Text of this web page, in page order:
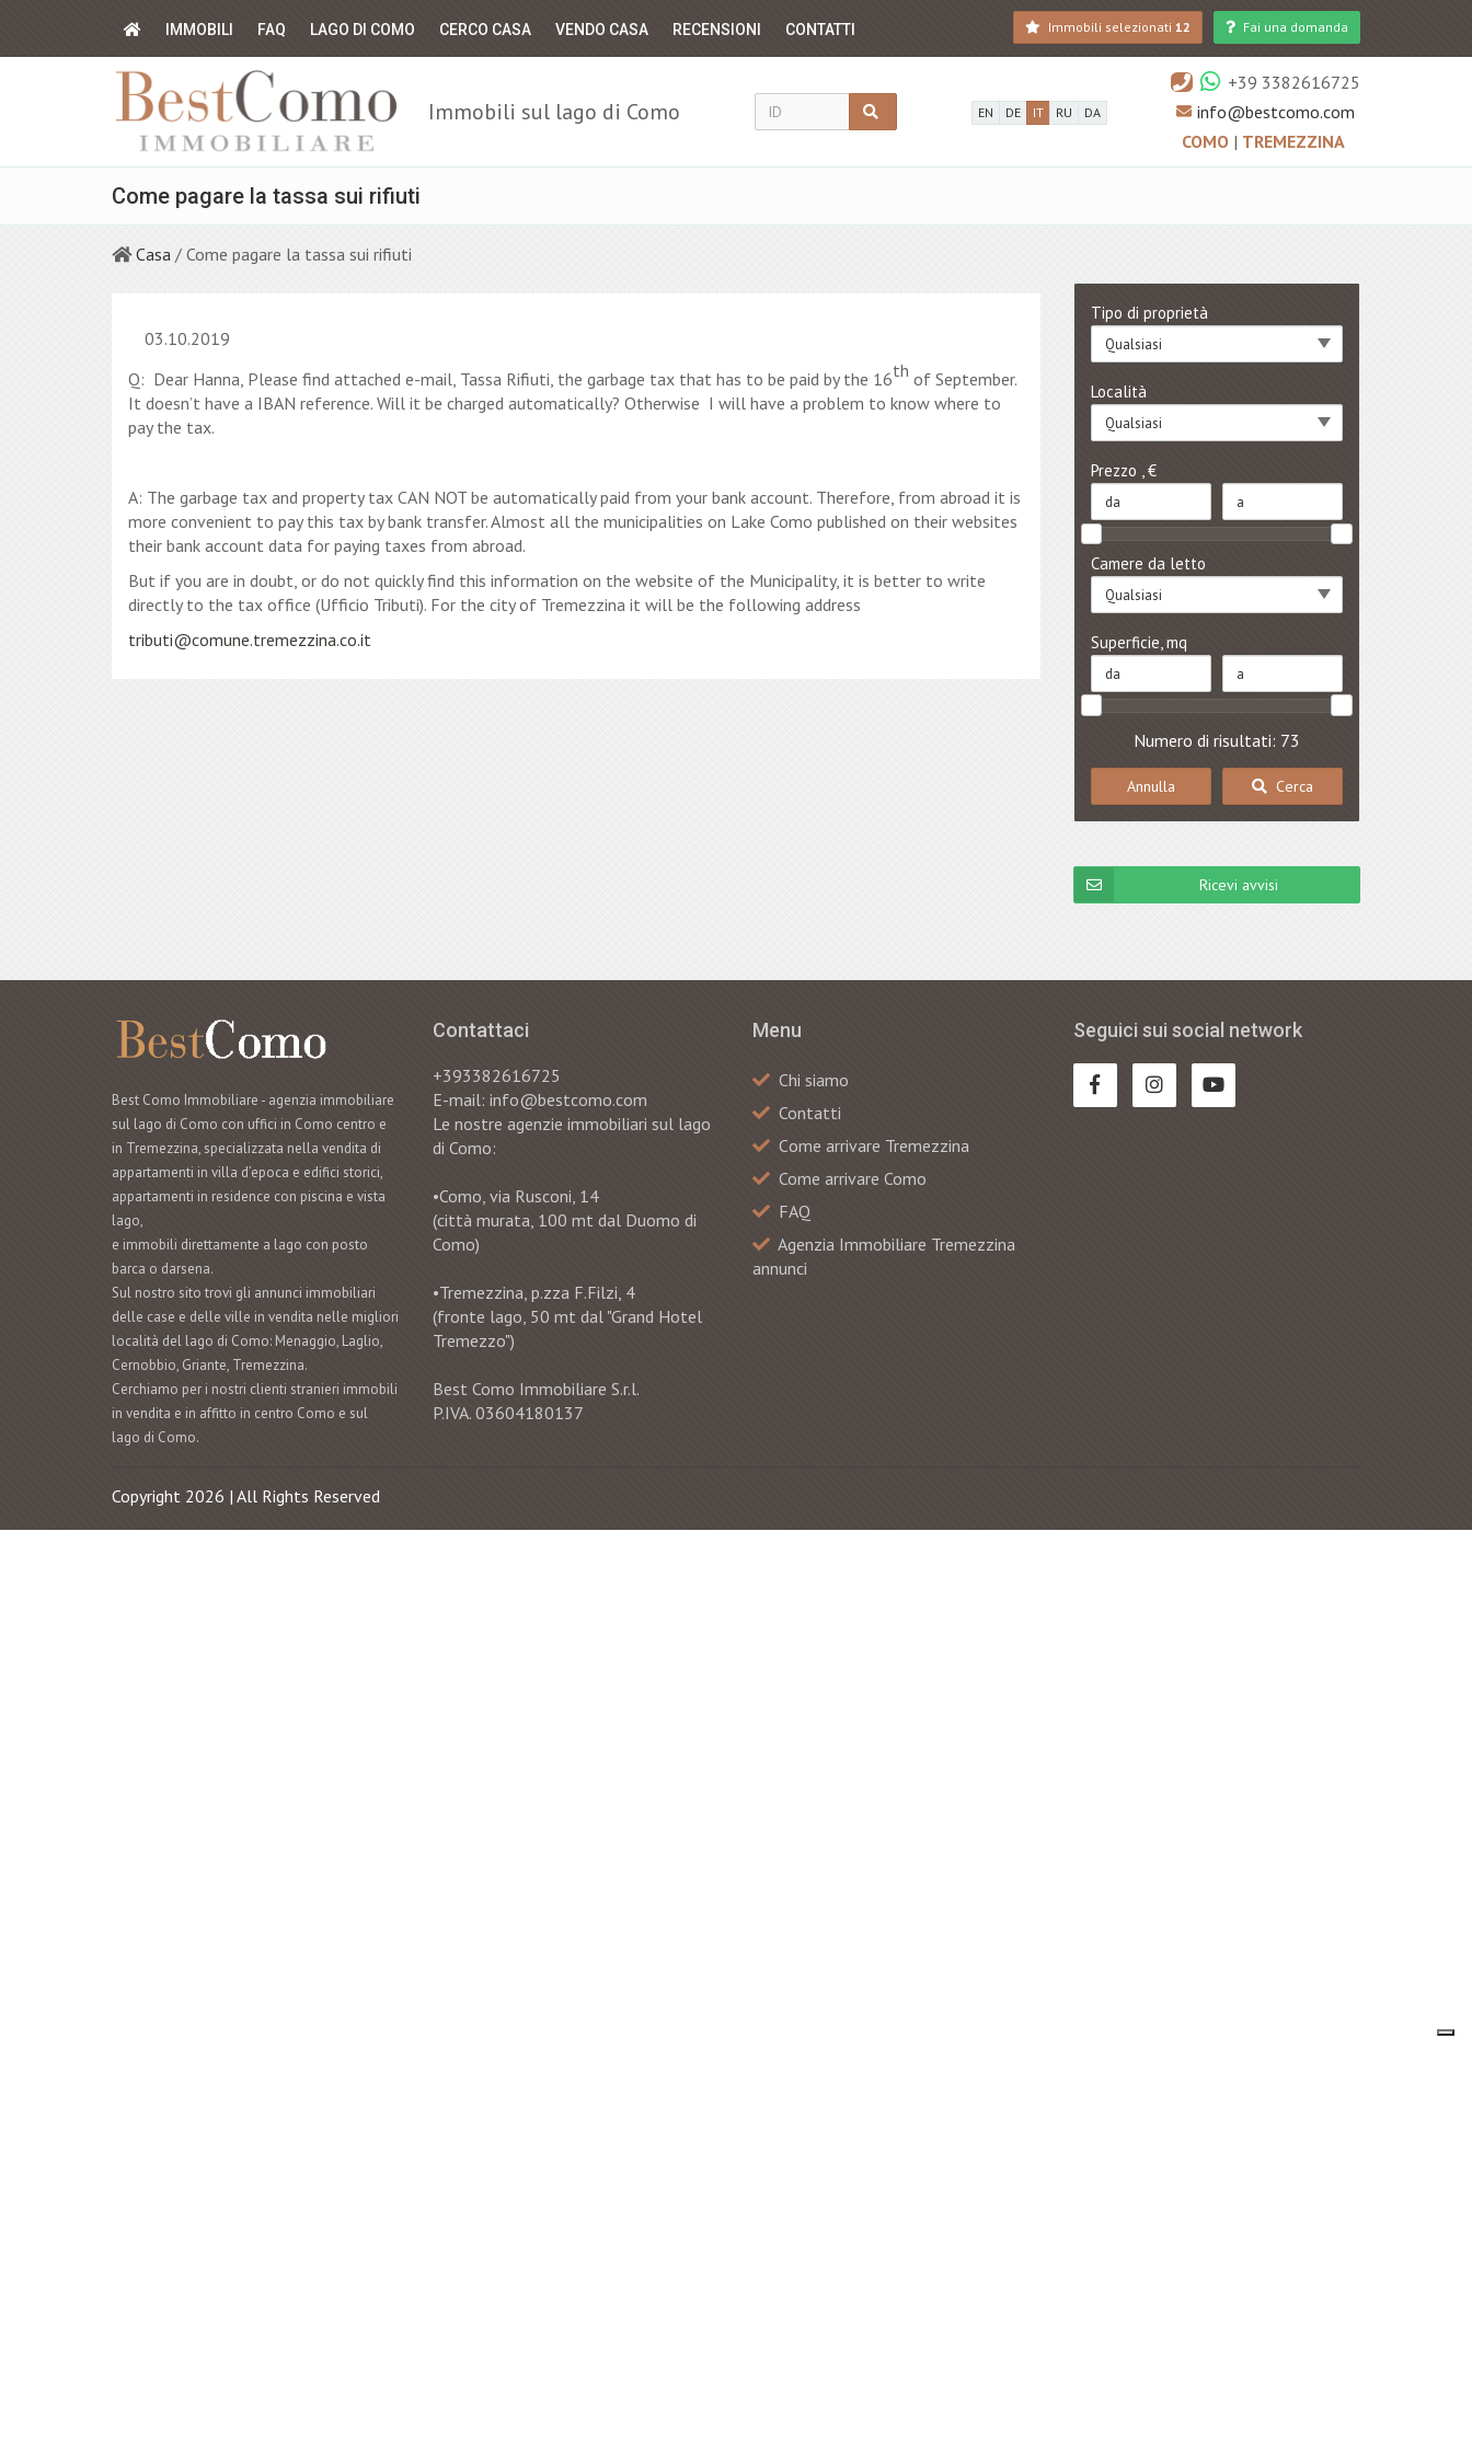
IMMOBILI FAQ LAGO DI COMO CERCO CASA VENDO CASA RECENSIONI CONTATTI Immobili selezionati 12 Fai una domanda
Immobili sul lago di Como EN DE IT RU DA
+39 3382616725
info@bestcomo.com
COMO | TREMEZZINA
Come pagare la tassa sui rifiuti
Casa / Come pagare la tassa sui rifiuti
03.10.2019
Q: Dear Hanna, Please find attached e-mail, Tassa Rifiuti, the garbage tax that has to be paid by the 16th of September.
It doesn’t have a IBAN reference. Will it be charged automatically? Otherwise I will have a problem to know where to
pay the tax.
A: The garbage tax and property tax CAN NOT be automatically paid from your bank account. Therefore, from abroad it is
more convenient to pay this tax by bank transfer. Almost all the municipalities on Lake Como published on their websites
their bank account data for paying taxes from abroad.
But if you are in doubt, or do not quickly find this information on the website of the Municipality, it is better to write
directly to the tax office (Ufficio Tributi). For the city of Tremezzina it will be the following address
tributi@comune.tremezzina.co.it
Tipo di proprietà
Qualsiasi
Località
Qualsiasi
Prezzo , €
Camere da letto
Qualsiasi
Superficie, mq
Numero di risultati: 73
Annulla Cerca
Ricevi avvisi
Best Como Immobiliare - agenzia immobiliare
sul lago di Como con uffici in Como centro e
in Tremezzina, specializzata nella vendita di
appartamenti in villa d’epoca e edifici storici,
appartamenti in residence con piscina e vista
lago,
e immobili direttamente a lago con posto
barca o darsena.
Sul nostro sito trovi gli annunci immobiliari
delle case e delle ville in vendita nelle migliori
località del lago di Como: Menaggio, Laglio,
Cernobbio, Griante, Tremezzina.
Cerchiamo per i nostri clienti stranieri immobili
in vendita e in affitto in centro Como e sul
lago di Como.
Contattaci
+393382616725
E-mail: info@bestcomo.com
Le nostre agenzie immobiliari sul lago
di Como:
•Como, via Rusconi, 14
(città murata, 100 mt dal Duomo di
Como)
•Tremezzina, p.zza F.Filzi, 4
(fronte lago, 50 mt dal "Grand Hotel
Tremezzo")
Best Como Immobiliare S.r.l.
P.IVA. 03604180137
Menu
Chi siamo
Contatti
Сome arrivare Tremezzina
Come arrivare Como
FAQ
Agenzia Immobiliare Tremezzina
annunci
Seguici sui social network
Copyright 2026 | All Rights Reserved